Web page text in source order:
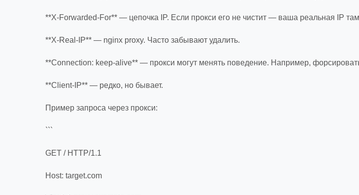
**X-Forwarded-For** — цепочка IP. Если прокси его не чистит — ваша реальная IP
**X-Real-IP** — nginx proxy. Часто забывают удалить.
**Connection: keep-alive** — прокси могут менять поведение. Например,
**Client-IP** — редко, но бывает.
Пример запроса через прокси:
```
GET / HTTP/1.1
Host: target.com